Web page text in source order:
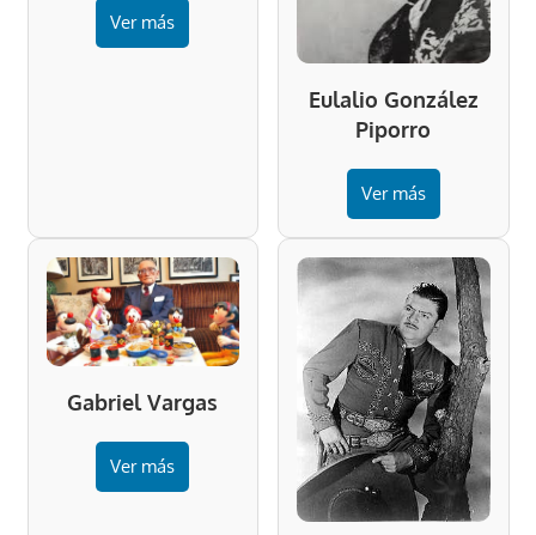
Ver más
Eulalio González
Piporro
Ver más
Gabriel Vargas
Ver más